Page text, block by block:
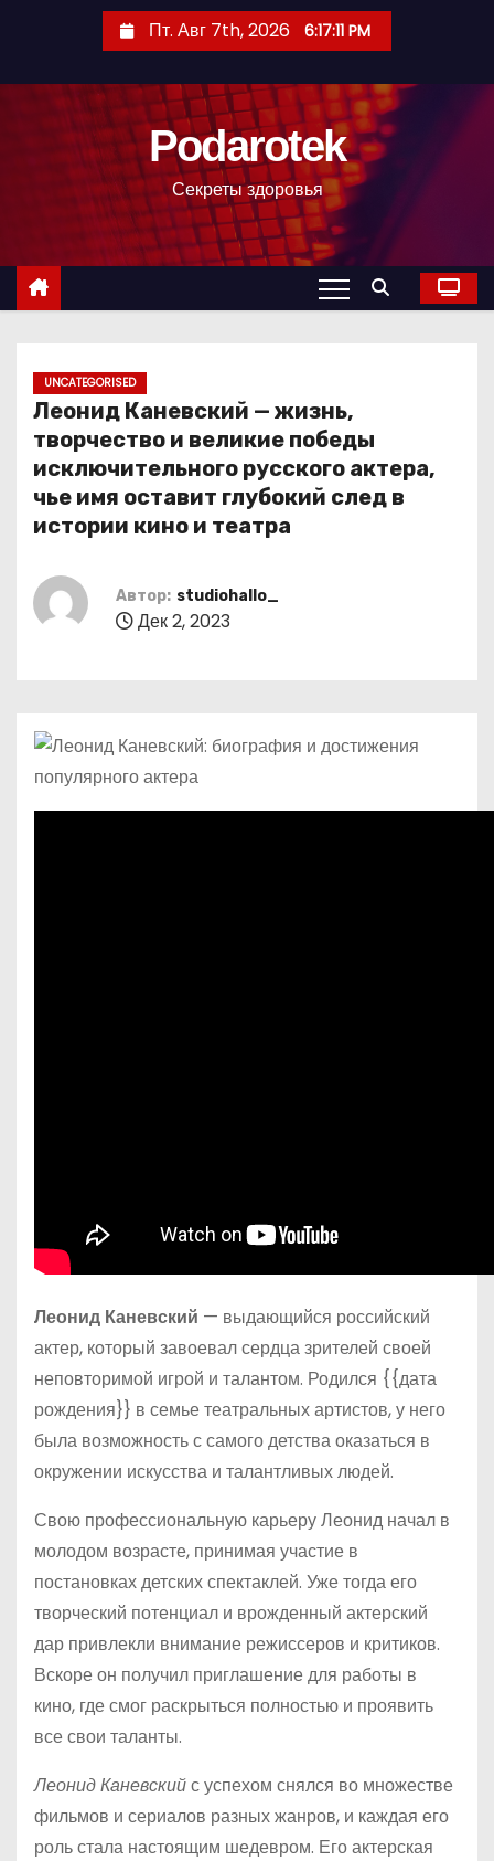
с
Пт. Авг 7th, 2026 6:17:12 PM
Podarotek
Секреты здоровья
UNCATEGORISED
Леонид Каневский — жизнь,
творчество и великие победы
исключительного русского актера,
чье имя оставит глубокий след в
истории кино и театра
Автор: studiohallo_
Дек 2, 2023
Леонид Каневский — выдающийся российский
актер, который завоевал сердца зрителей своей
неповторимой игрой и талантом. Родился {{дата
рождения}} в семье театральных артистов, у него
была возможность с самого детства оказаться в
окружении искусства и талантливых людей.
Свою профессиональную карьеру Леонид начал в
молодом возрасте, принимая участие в
постановках детских спектаклей. Уже тогда его
творческий потенциал и врожденный актерский
дар привлекли внимание режиссеров и критиков.
Вскоре он получил приглашение для работы в
кино, где смог раскрыться полностью и проявить
все свои таланты.
Леонид Каневскийс успехом снялся во множестве
фильмов и сериалов разных жанров, и каждая его
роль стала настоящим шедевром. Его актерская